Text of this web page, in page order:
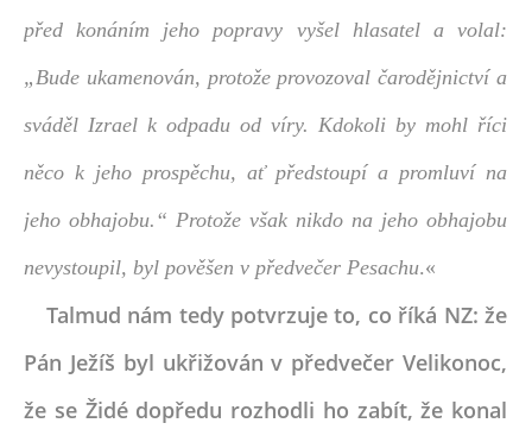
před konáním jeho popravy vyšel hlasatel a volal:
„Bude ukamenován, protože provozoval čarodějnictví a
sváděl Izrael k odpadu od víry. Kdokoli by mohl říci
něco k jeho prospěchu, ať předstoupí a promluví na
jeho obhajobu.“ Protože však nikdo na jeho obhajobu
nevystoupil, byl pověšen v předvečer Pesachu.«
Talmud nám tedy potvrzuje to, co říká NZ: že
Pán Ježíš byl ukřižován v předvečer Velikonoc,
že se Židé dopředu rozhodli ho zabít, že konal